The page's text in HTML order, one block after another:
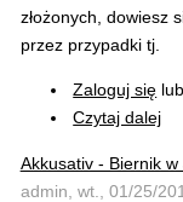
złożonych, dowiesz
przez przypadki tj.
Zaloguj się
Czytaj dalej
Akkusativ - Biernik
admin, wt., 01/25/